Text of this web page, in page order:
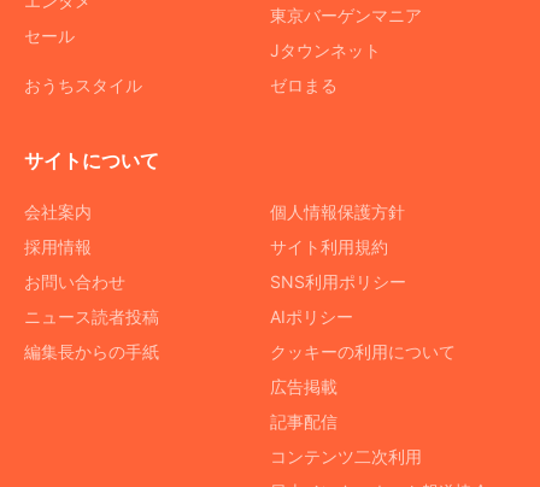
セール
おうちスタイル
東京バーゲンマニア
Jタウンネット
ゼロまる
サイトについて
会社案内
採用情報
お問い合わせ
ニュース読者投稿
編集長からの手紙
個人情報保護方針
サイト利用規約
SNS利用ポリシー
AIポリシー
クッキーの利用について
広告掲載
記事配信
コンテンツ二次利用